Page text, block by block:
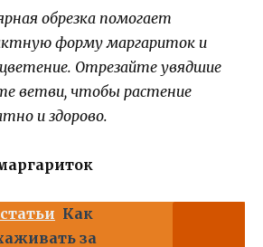
обрезка помогает
форму маргариток и
Отрезайте увядшие
ветви, чтобы растение
и здорово.
Как
за